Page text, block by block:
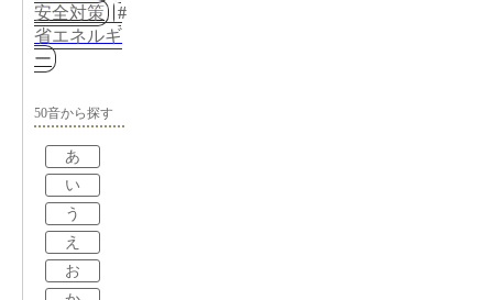
安全対策
省エネルギ
ー
50音から探す
あ
い
う
え
お